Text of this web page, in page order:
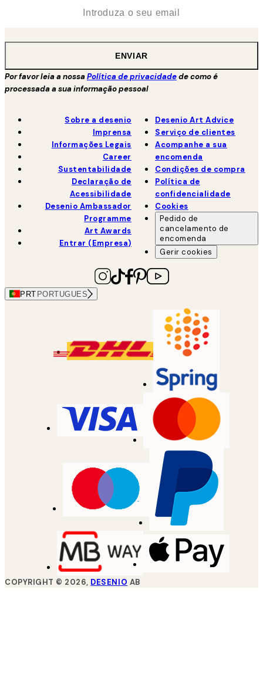
ENVIAR
Por favor leia a nossaPolítica de privacidadede como é
processada a sua informação pessoal
Sobre a desenio
Imprensa
Informações Legais
Career
Sustentabilidade
Declaração de
Acessibilidade
Desenio Ambassador
Programme
Art Awards
Entrar (Empresa)
Desenio Art Advice
Serviço de clientes
Acompanhe a sua
encomenda
Condições de compra
Política de
confidencialidade
Cookies
Pedido de
cancelamento de
encomenda
Gerir cookies
PRT PORTUGUES
COPYRIGHT © 2026, DESENIO AB